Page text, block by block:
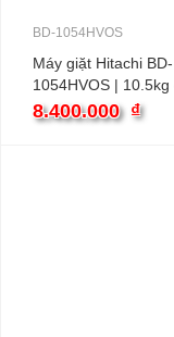
BD-1054HVOS
Máy giặt Hitachi BD-
1054HVOS | 10.5kg
ngang inverter
8.400.000 ₫